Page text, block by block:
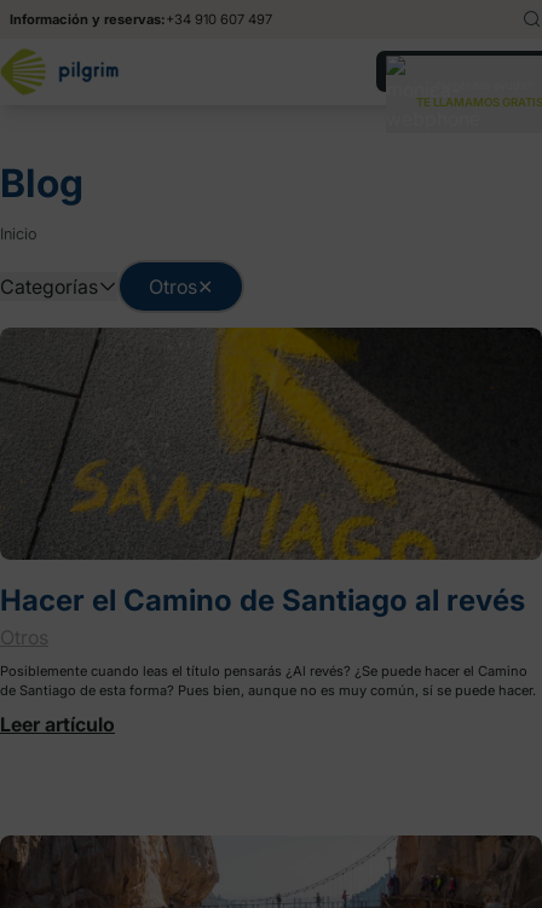
Información y reservas:+34 910 607 497
Italiano
TE LLAMAMOS
Blog
Inicio
Categorías Otros✕
Consejos Información básica
Hacer el Camino de Santiago al revés
Otros
Posiblemente cuando leas el título pensarás ¿Al revés? ¿Se puede hacer el Camino
de Santiago de esta forma? Pues bien, aunque no es muy común, sí se puede hacer.
Leer artículo